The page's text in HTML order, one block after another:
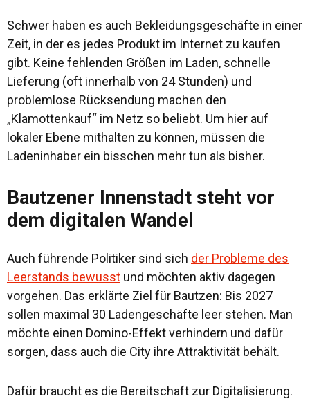
Schwer haben es auch Bekleidungsgeschäfte in einer
Zeit, in der es jedes Produkt im Internet zu kaufen
gibt. Keine fehlenden Größen im Laden, schnelle
Lieferung (oft innerhalb von 24 Stunden) und
problemlose Rücksendung machen den
„Klamottenkauf“ im Netz so beliebt. Um hier auf
lokaler Ebene mithalten zu können, müssen die
Ladeninhaber ein bisschen mehr tun als bisher.
Bautzener Innenstadt steht vor
dem digitalen Wandel
Auch führende Politiker sind sich der Probleme des
Leerstands bewusst und möchten aktiv dagegen
vorgehen. Das erklärte Ziel für Bautzen: Bis 2027
sollen maximal 30 Ladengeschäfte leer stehen. Man
möchte einen Domino-Effekt verhindern und dafür
sorgen, dass auch die City ihre Attraktivität behält.
Dafür braucht es die Bereitschaft zur Digitalisierung.